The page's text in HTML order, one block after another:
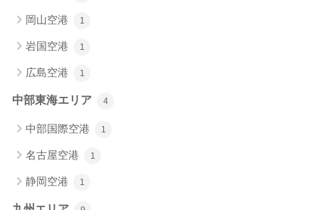
岡山空港 1
岩国空港 1
広島空港 1
中部東海エリア 4
中部国際空港 1
名古屋空港 1
静岡空港 1